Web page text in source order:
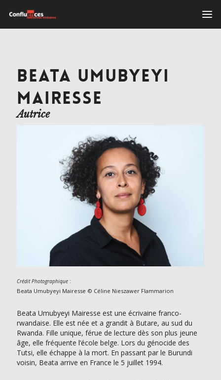
BEATA UMUBYEYI
MAIRESSE
Autrice
Crédit Photographique:
Beata Umubyeyi Mairesse © Céline Nieszawer Flammarion
Beata Umubyeyi Mairesse est une écrivaine franco-
rwandaise. Elle est née et a grandit à Butare, au sud du
Rwanda. Fille unique, férue de lecture dès son plus jeune
âge, elle fréquente l’école belge. Lors du génocide des
Tutsi, elle échappe à la mort. En passant par le Burundi
voisin, Beata arrive en France le 5 juillet 1994.